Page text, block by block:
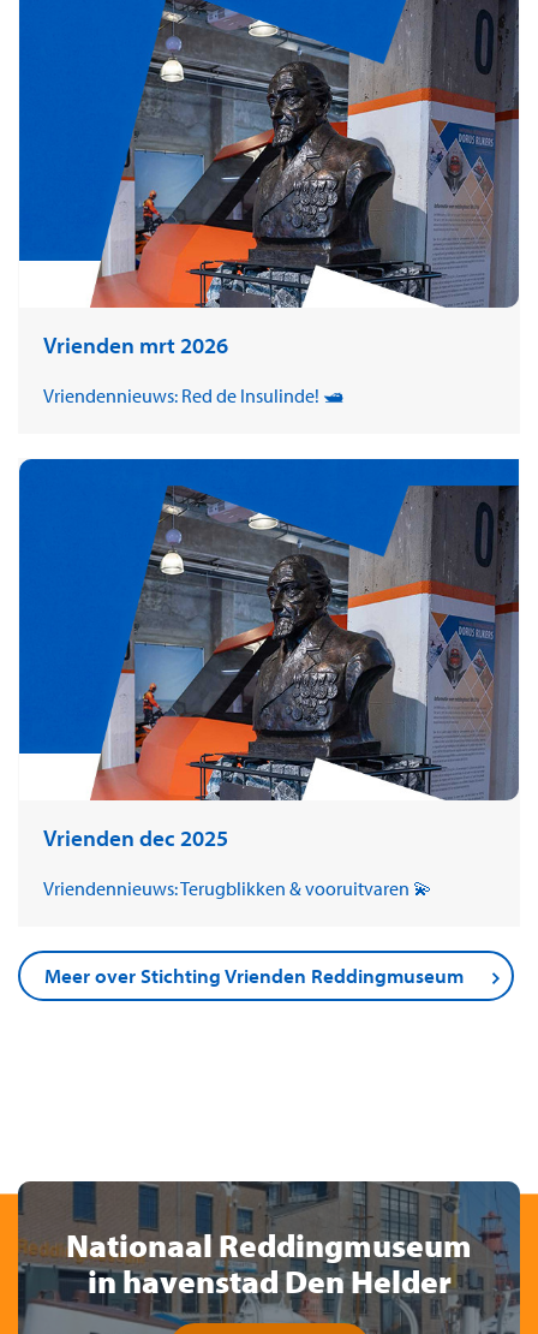
Vrienden mrt 2026
Vriendennieuws: Red de Insulinde! 🛥️
Vrienden dec 2025
Vriendennieuws: Terugblikken & vooruitvaren 💫
Meer over Stichting Vrienden Reddingmuseum
Nationaal Reddingmuseum
in havenstad Den Helder